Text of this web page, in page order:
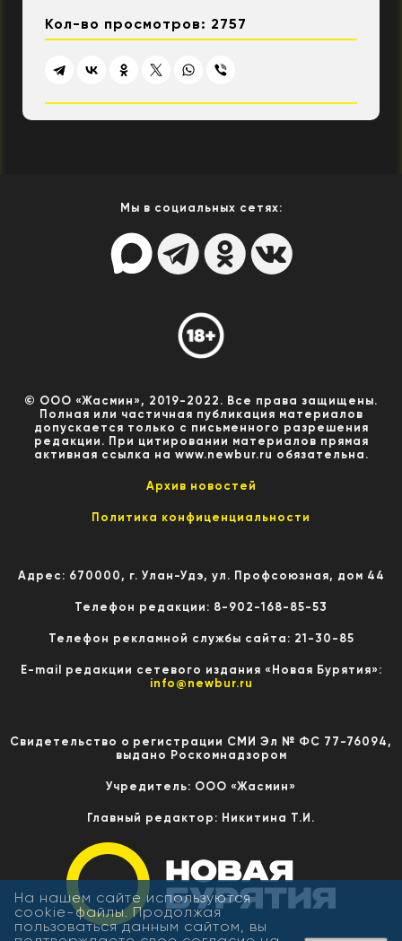
Кол-во просмотров: 2757
Мы в социальных сетях:
© ООО «Жасмин», 2019-2022. Все права защищены.
Полная или частичная публикация материалов
допускается только с письменного разрешения
редакции. При цитировании материалов прямая
активная ссылка на www.newbur.ru обязательна.
Архив новостей
Политика конфиценциальности
Адрес: 670000, г. Улан-Удэ, ул. Профсоюзная, дом 44
Телефон редакции: 8-902-168-85-53
Телефон рекламной службы сайта: 21-30-85
E-mail редакции сетевого издания «Новая Бурятия»:
info@newbur.ru
Свидетельство о регистрации СМИ Эл № ФС 77-76094,
выдано Роскомнадзором
Учредитель: ООО «Жасмин»
Главный редактор: Никитина Т.И.
На нашем сайте используются
cookie-файлы. Продолжая
пользоваться данным сайтом, вы